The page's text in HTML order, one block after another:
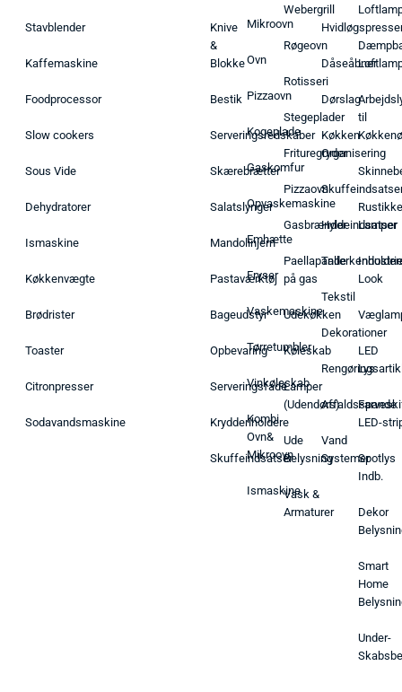
Stavblender
Kaffemaskine
Foodprocessor
Slow cookers
Sous Vide
Dehydratorer
Ismaskine
Køkkenvægte
Brødrister
Toaster
Citronpresser
Sodavandsmaskine
Knive
&
Blokke
Bestik
Serveringsredskaber
Skærebrætter
Salatslynger
Mandolinjern
Pastaværktøj
Bageudstyr
Opbevaring
Serveringsfade
Krydderiholdere
Skuffeindsatser
Mikroovn
Ovn
Pizzaovn
Kogeplade
Gaskomfur
Opvaskemaskine
Emhætte
Fryser
Vaskemaskine
Tørretumbler
Vinkøleskab
Kombi
Ovn&
Mikroovn
Ismaskine
Webergrill
Røgeovn
Rotisseri
Stegeplader
Frituregryder
Pizzaovn
Gasbrænder
Paellapande
på gas
Udekøkken
Køleskab
Lamper
(Udendørs)
Ude
Belysning
Vask &
Armaturer
Dåseåbner
Dørslag
Køkken
Organisering
Hyldeindsatser
Tekstil
Dekorationer
Affaldsspande
Vand
Systemer
til
Rustikke
Lamper
Look
LED
Lys
LED-
Spotlys
Indb.
Dekor
Smart
Home
Under-